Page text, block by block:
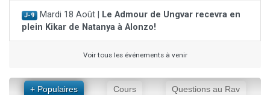
J-9 Mardi 18 Août |
Le Admour de Ungvar recevra en
plein Kikar de Natanya à Alonzo!
Voir tous les événements à venir
+ Populaires Cours Questions au Rav